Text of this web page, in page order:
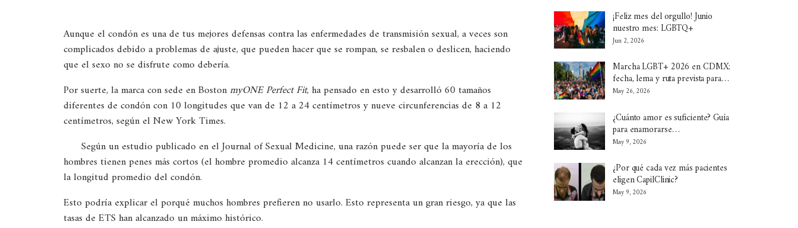
Aunque el condón es una de tus mejores defensas contra las enfermedades de transmisión sexual, a veces son
complicados debido a problemas de ajuste, que pueden hacer que se rompan, se resbalen o deslicen, haciendo
que el sexo no se disfrute como debería.
Por suerte, la marca con sede en BostonmyONE Perfect Fit, ha pensado en esto y desarrolló 60 tamaños
diferentes de condón con 10 longitudes que van de 12 a 24 centímetros y nueve circunferencias de 8 a 12
centímetros, según el New York Times.
Según un estudio publicado en el Journal of Sexual Medicine, una razón puede ser que la mayoría de los
hombres tienen penes más cortos (el hombre promedio alcanza 14 centímetros cuando alcanzan la erección), que
la longitud promedio del condón.
Esto podría explicar el porqué muchos hombres prefieren no usarlo. Esto representa un gran riesgo, ya que las
tasas de ETS han alcanzado un máximo histórico.
¡Feliz mes del orgullo! Junio
nuestro mes: LGBTQ+
Jun 2, 2026
Marcha LGBT+ 2026 en CDMX:
fecha, lema y ruta prevista para…
May 26, 2026
¿Cuánto amor es suficiente? Guía
para enamorarse…
May 9, 2026
¿Por qué cada vez más pacientes
eligen CapilClinic?
May 9, 2026